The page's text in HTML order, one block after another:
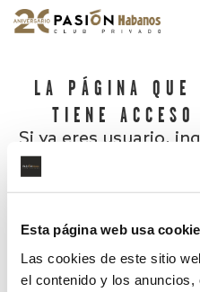
Esta página web usa
Las cookies de este sitio
el contenido y los
LA PÁGINA QUE
TIENE
Si ya eres usuario,